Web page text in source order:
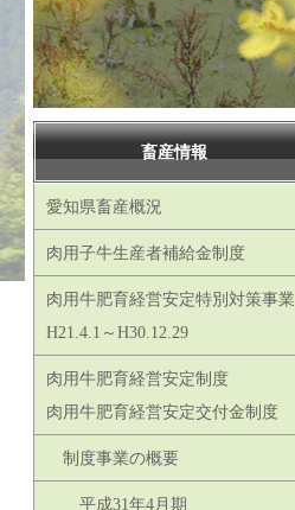
畜産情報
愛知県畜産概況
肉用子牛生産者補給金制度
肉用牛肥育経営安定特別対策事業
H21.4.1～H30.12.29
肉用牛肥育経営安定制度
肉用牛肥育経営安定交付金制度
制度事業の概要
平成31年4月期